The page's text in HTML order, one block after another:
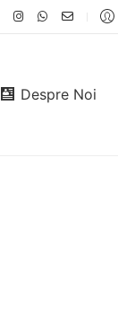
Despre Noi